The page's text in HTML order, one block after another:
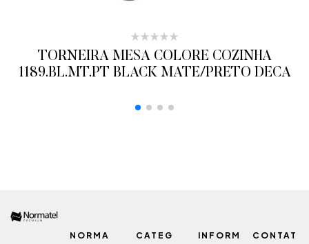
TORNEIRA MESA COLORE COZINHA
1189.BL.MT.PT BLACK MATE/PRETO DECA
NORMA CATEG INFORM CONTAT